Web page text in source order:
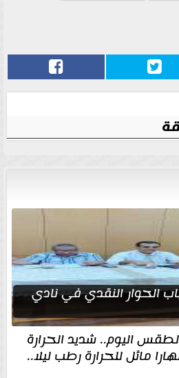
الحوار النقدي في نادي
اليوم.. شديد الحرارة
مائل للحرارة رطب ليلا..